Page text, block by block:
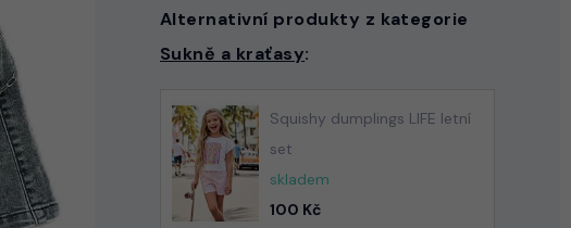
Alternativní produkty z kategorie
Sukně a kraťasy:
Squishy dumplings LIFE letní
set
skladem
100 Kč